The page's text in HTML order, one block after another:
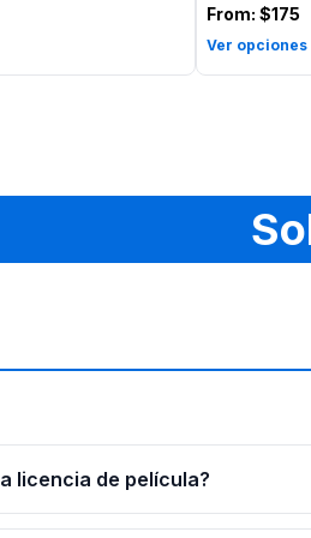
From: $175
Ver
licencia de película?